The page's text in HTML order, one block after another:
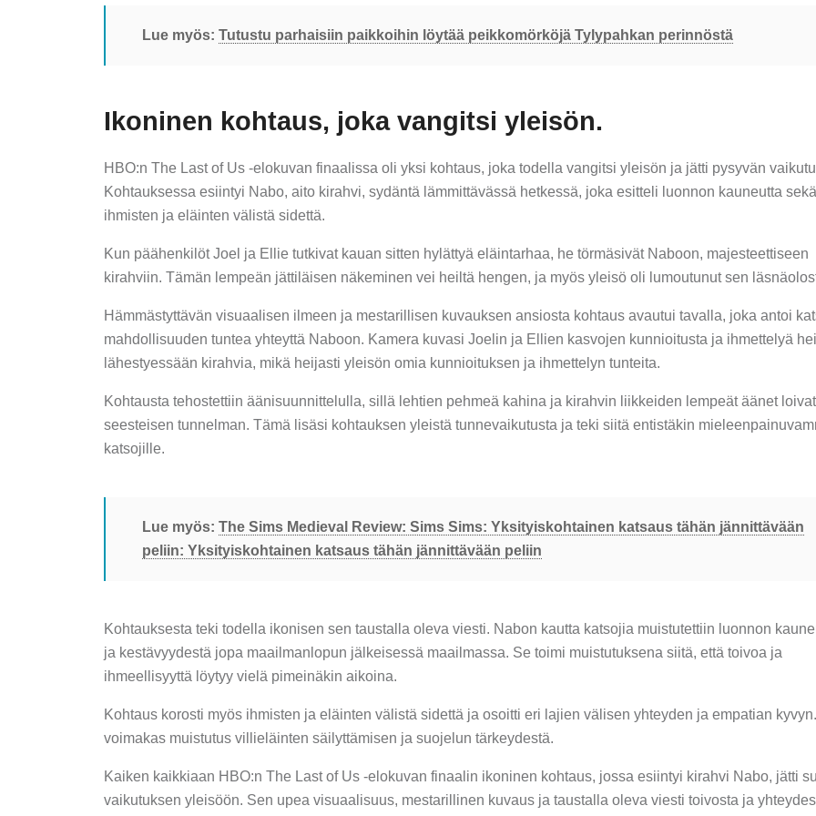
Lue myös: Tutustu parhaisiin paikkoihin löytää peikkomörköjä Tylypahkan perinnöstä
Ikoninen kohtaus, joka vangitsi yleisön.
HBO:n The Last of Us -elokuvan finaalissa oli yksi kohtaus, joka todella vangitsi yleisön ja jätti pysyvän
Kohtauksessa esiintyi Nabo, aito kirahvi, sydäntä lämmittävässä hetkessä, joka esitteli luonnon kauneutta sekä
ihmisten ja eläinten välistä sidettä.
Kun päähenkilöt Joel ja Ellie tutkivat kauan sitten hylättyä eläintarhaa, he törmäsivät Naboon, majesteettiseen
kirahviin. Tämän lempeän jättiläisen näkeminen vei heiltä hengen, ja myös yleisö oli lumoutunut sen
Hämmästyttävän visuaalisen ilmeen ja mestarillisen kuvauksen ansiosta kohtaus avautui tavalla, joka antoi
mahdollisuuden tuntea yhteyttä Naboon. Kamera kuvasi Joelin ja Ellien kasvojen kunnioitusta ja ihmettelyä
lähestyessään kirahvia, mikä heijasti yleisön omia kunnioituksen ja ihmettelyn tunteita.
Kohtausta tehostettiin äänisuunnittelulla, sillä lehtien pehmeä kahina ja kirahvin liikkeiden lempeät äänet loivat
seesteisen tunnelman. Tämä lisäsi kohtauksen yleistä tunnevaikutusta ja teki siitä entistäkin
katsojille.
Lue myös: The Sims Medieval Review: Sims Sims: Yksityiskohtainen katsaus tähän jännittävään
peliin: Yksityiskohtainen katsaus tähän jännittävään peliin
Kohtauksesta teki todella ikonisen sen taustalla oleva viesti. Nabon kautta katsojia muistutettiin luonnon
ja kestävyydestä jopa maailmanlopun jälkeisessä maailmassa. Se toimi muistutuksena siitä, että toivoa ja
ihmeellisyyttä löytyy vielä pimeinäkin aikoina.
Kohtaus korosti myös ihmisten ja eläinten välistä sidettä ja osoitti eri lajien välisen yhteyden ja empatian
voimakas muistutus villieläinten säilyttämisen ja suojelun tärkeydestä.
Kaiken kaikkiaan HBO:n The Last of Us -elokuvan finaalin ikoninen kohtaus, jossa esiintyi kirahvi Nabo, jätti
vaikutuksen yleisöön. Sen upea visuaalisuus, mestarillinen kuvaus ja taustalla oleva viesti toivosta ja